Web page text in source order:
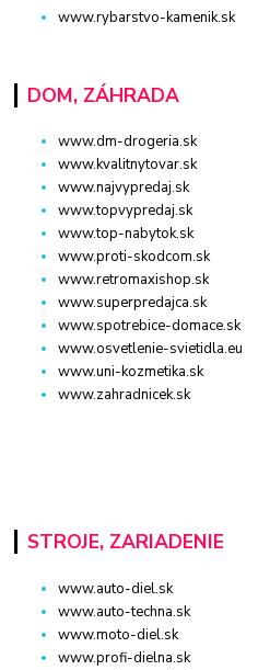
www.rybarstvo-kamenik.sk
DOM, ZÁHRADA
www.dm-drogeria.sk
www.kvalitnytovar.sk
www.najvypredaj.sk
www.topvypredaj.sk
www.top-nabytok.sk
www.proti-skodcom.sk
www.retromaxishop.sk
www.superpredajca.sk
www.spotrebice-domace.sk
www.osvetlenie-svietidla.eu
www.uni-kozmetika.sk
www.zahradnicek.sk
STROJE, ZARIADENIE
www.auto-diel.sk
www.auto-techna.sk
www.moto-diel.sk
www.profi-dielna.sk